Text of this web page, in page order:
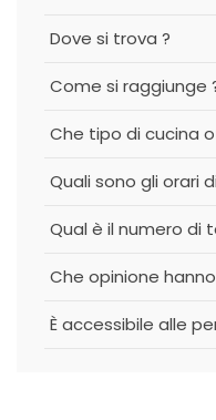
Dove si trova ?
Come si raggiunge
Che tipo di cucina
Quali sono gli orari
Qual è il numero di
Che opinione
È accessibile alle